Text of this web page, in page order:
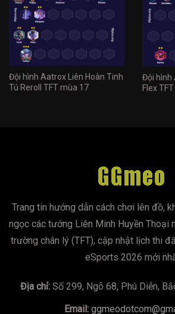
Đội hình Aatrox Liên Hoàn Tinh
Tú Reroll TFT mùa 17
Đội hình
Flex
Trang tin hướng dẫn cách chơi lên đồ,
ngọc các tướng Liên Minh Huyền Thoại
trường chân lý (TFT), cập nhật lịch thi
eSports 2026 mới
Địa chỉ:Số 299, Ngõ 68, Phú Diễn,
Email: